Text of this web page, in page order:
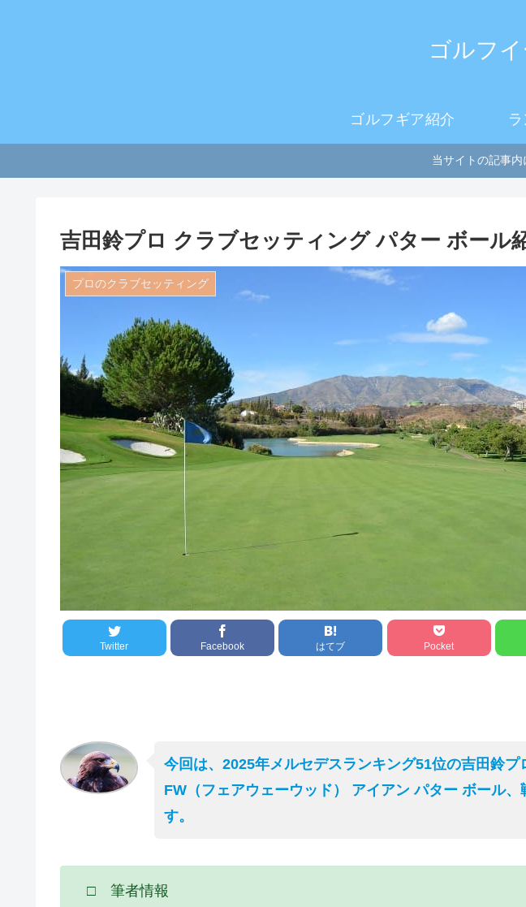
ゴルフ
ゴルフギア紹介
当サイトの記事
吉田鈴プロ クラブセッティング パター ボール
プロのクラブセッティング
Twitter Facebook はてブ Pocket
今回は、2025年メルセデスランキング51位の吉田鈴プ
FW（フェアウェーウッド） アイアン パター ボール、
す。
□ 筆者情報